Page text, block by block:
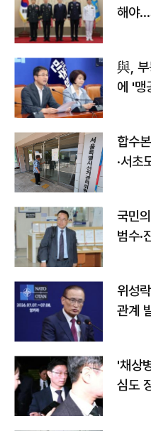
해야…
與, 부
에 '맹
합수
·서초
국민
범수·
위성
관계
'채상
심도